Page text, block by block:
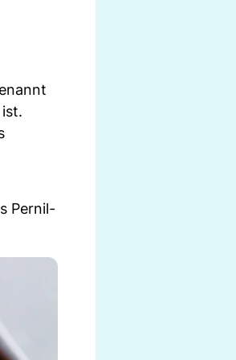
Pernil-